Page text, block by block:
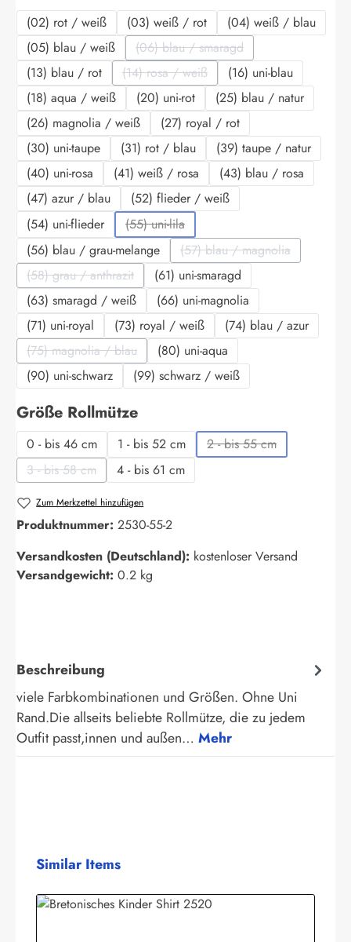
(02) rot / weiß (03) weiß / rot
(04) weiß / blau
(05) blau / weiß
(06) blau / smaragd
(Diese Option ist zurzeit nicht
(13) blau / rot (14) rosa / weiß
(Diese Option ist zurzeit nicht
(16) uni-blau
(18) aqua / weiß
(20) uni-rot
(25) blau / natur
(26) magnolia / weiß
(27) royal / rot
(30) uni-taupe
(31) rot / blau
(39) taupe / natur
(40) uni-rosa
(41) weiß / rosa
(43) blau / rosa
(47) azur / blau
(52) flieder / weiß
(54) uni-flieder
(55) uni-lila
(Diese Option ist zurzeit nicht verfügbar.)
(56) blau / grau-melange (57) blau / magnolia
(Diese Option ist zurzeit
(58) grau / anthrazit
(Diese Option ist zurzeit nicht verfügbar.)
(61) uni-smaragd
(63) smaragd / weiß
(66) uni-magnolia
(71) uni-royal
(73) royal / weiß
(74) blau / azur
(75) magnolia / blau
(Diese Option ist zurzeit nicht verfügbar.)
(80) uni-aqua
(90) uni-schwarz
(99) schwarz / weiß
Größe Rollmützeauswählen
0 - bis 46 cm 1 - bis 52 cm 2 - bis 55 cm
(Diese Option ist
3 - bis 58 cm
(Diese Option ist zurzeit nicht verfügbar.)
4 - bis 61 cm
Zum Merkzettel hinzufügen
Produktnummer: 2530-55-2
Versandkosten (Deutschland): kostenloser Versand
Versandgewicht: 0.2 kg
Beschreibung
viele Farbkombinationen und Größen. Ohne Uni
Rand.Die allseits beliebte Rollmütze, die zu jedem
Outfit passt,innen und außen… Mehr
Produktgalerie überspringen
Similar Items